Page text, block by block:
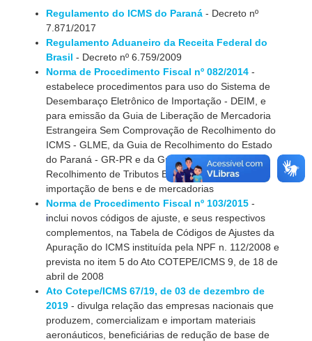
Regulamento do ICMS do Paraná - Decreto nº
7.871/2017
Regulamento Aduaneiro da Receita Federal do
Brasil - Decreto nº 6.759/2009
Norma de Procedimento Fiscal nº 082/2014 -
estabelece procedimentos para uso do Sistema de
Desembaraço Eletrônico de Importação - DEIM, e
para emissão da Guia de Liberação de Mercadoria
Estrangeira Sem Comprovação de Recolhimento do
ICMS - GLME, da Guia de Recolhimento do Estado
do Paraná - GR-PR e da Guia Nacional de
Recolhimento de Tributos Estaduais - GNRE, na
importação de bens e de mercadorias
Norma de Procedimento Fiscal nº 103/2015 -
inclui novos códigos de ajuste, e seus respectivos
complementos, na Tabela de Códigos de Ajustes da
Apuração do ICMS instituída pela NPF n. 112/2008 e
prevista no item 5 do Ato COTEPE/ICMS 9, de 18 de
abril de 2008
Ato Cotepe/ICMS 67/19, de 03 de dezembro de
2019 - divulga relação das empresas nacionais que
produzem, comercializam e importam materiais
aeronáuticos, beneficiárias de redução de base de